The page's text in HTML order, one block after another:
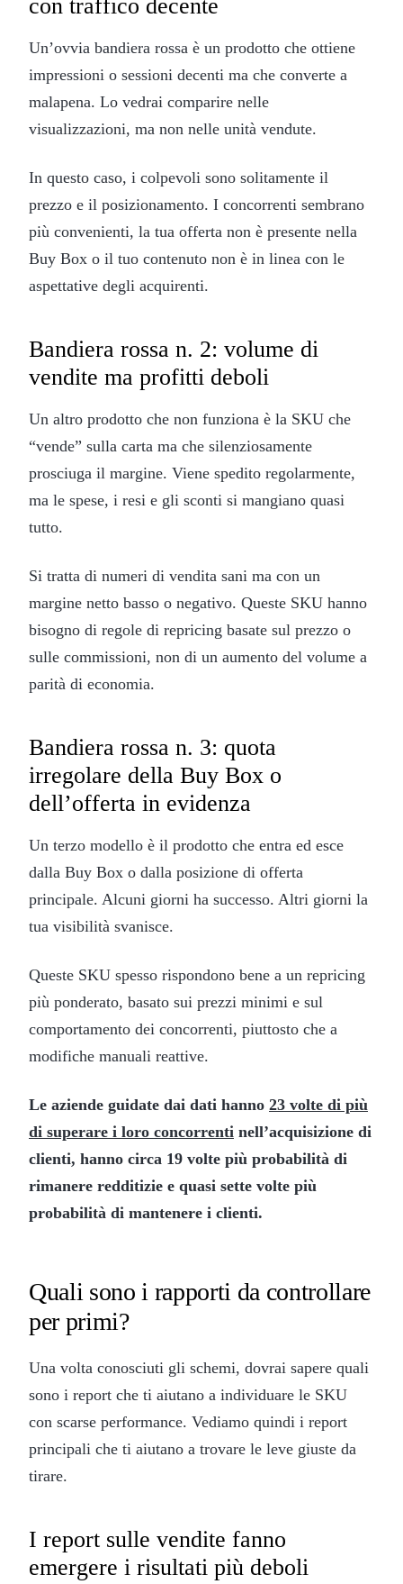
con traffico decente
Un’ovvia bandiera rossa è un prodotto che ottiene
impressioni o sessioni decenti ma che converte a
malapena. Lo vedrai comparire nelle
visualizzazioni, ma non nelle unità vendute.
In questo caso, i colpevoli sono solitamente il
prezzo e il posizionamento. I concorrenti sembrano
più convenienti, la tua offerta non è presente nella
Buy Box o il tuo contenuto non è in linea con le
aspettative degli acquirenti.
Bandiera rossa n. 2: volume di
vendite ma profitti deboli
Un altro prodotto che non funziona è la SKU che
“vende” sulla carta ma che silenziosamente
prosciuga il margine. Viene spedito regolarmente,
ma le spese, i resi e gli sconti si mangiano quasi
tutto.
Si tratta di numeri di vendita sani ma con un
margine netto basso o negativo. Queste SKU hanno
bisogno di regole di repricing basate sul prezzo o
sulle commissioni, non di un aumento del volume a
parità di economia.
Bandiera rossa n. 3: quota
irregolare della Buy Box o
dell’offerta in evidenza
Un terzo modello è il prodotto che entra ed esce
dalla Buy Box o dalla posizione di offerta
principale. Alcuni giorni ha successo. Altri giorni la
tua visibilità svanisce.
Queste SKU spesso rispondono bene a un repricing
più ponderato, basato sui prezzi minimi e sul
comportamento dei concorrenti, piuttosto che a
modifiche manuali reattive.
Le aziende guidate dai dati hanno 23 volte di più
di superare i loro concorrenti nell’acquisizione di
clienti, hanno circa 19 volte più probabilità di
rimanere redditizie e quasi sette volte più
probabilità di mantenere i clienti.
Quali sono i rapporti da controllare
per primi?
Una volta conosciuti gli schemi, dovrai sapere quali
sono i report che ti aiutano a individuare le SKU
con scarse performance. Vediamo quindi i report
principali che ti aiutano a trovare le leve giuste da
tirare.
I report sulle vendite fanno
emergere i risultati più deboli